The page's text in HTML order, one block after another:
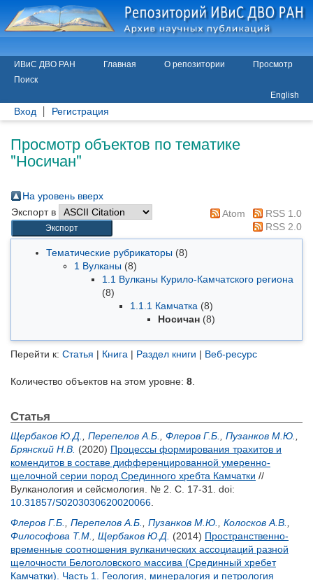
ИВиС ДВО РАН Главная О репозитории
Просмотр
Поиск
English
Вход Регистрация
Просмотр объектов по тематике
"Носичан"
На уровень вверх
Экспорт в
Atom
RSS 1.0
RSS 2.0
Тематические рубрикаторы (8)
1 Вулканы (8)
1.1 Вулканы Курило-Камчатского региона
(8)
1.1.1 Камчатка (8)
Носичан (8)
Перейти к: Статья | Книга | Раздел книги | Веб-ресурс
Количество объектов на этом уровне: 8
Статья
Щербаков Ю.Д. Перепелов А.Б. Флеров Г.Б. Пузанков М.Ю.
Брянский Н.В. (2020) Процессы формирования трахитов и
комендитов в составе дифференцированной умеренно-
щелочной серии пород Срединного хребта Камчатки //
Вулканология и сейсмология. № 2. С. 17-31. doi:
10.31857/S0203030620020066
Флеров Г.Б.
Перепелов А.Б. Пузанков М.Ю. Колосков А.В.
Философова Т.М.
Щербаков Ю.Д. (2014) Пространственно-
временные соотношения вулканических ассоциаций разной
щелочности Белоголовского массива (Срединный хребет
Камчатки). Часть 1. Геология, минералогия и петрология